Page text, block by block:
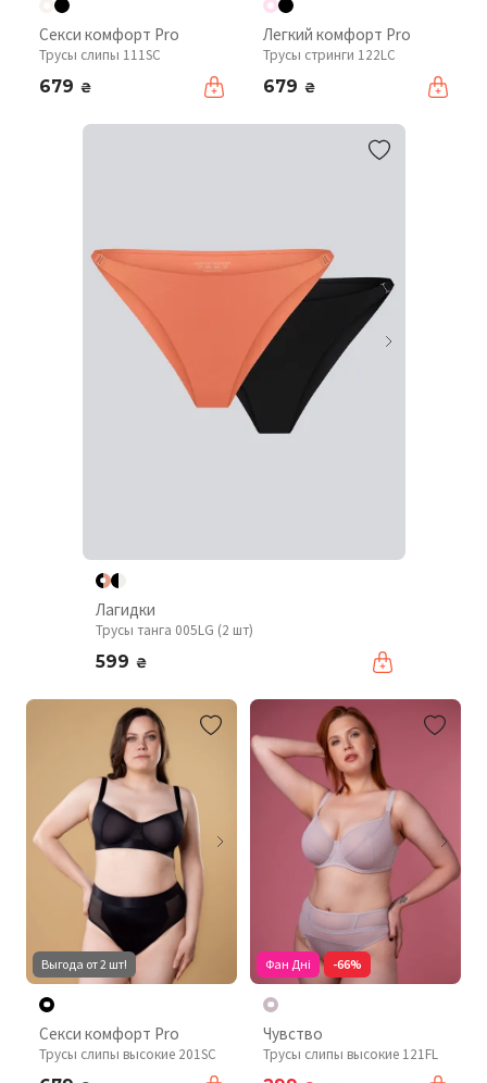
Секси комфорт Pro
Трусы слипы 111SC
679 ₴
Легкий комфорт Pro
Трусы стринги 122LC
679 ₴
Лагидки
Трусы танга 005LG (2 шт)
599 ₴
Выгода от 2 шт!
Секси комфорт Pro
Трусы слипы высокие 201SC
Фан Дні -66%
Чувство
Трусы слипы высокие 121FL